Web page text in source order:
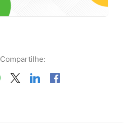
Compartilhe: